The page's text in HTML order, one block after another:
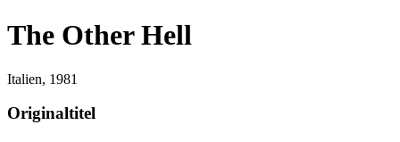
The Other Hell
Italien, 1981
Originaltitel